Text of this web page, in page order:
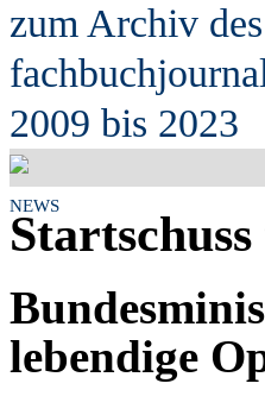
zum Archiv des
fachb
2009 bis 2023
NEWS
lebendige